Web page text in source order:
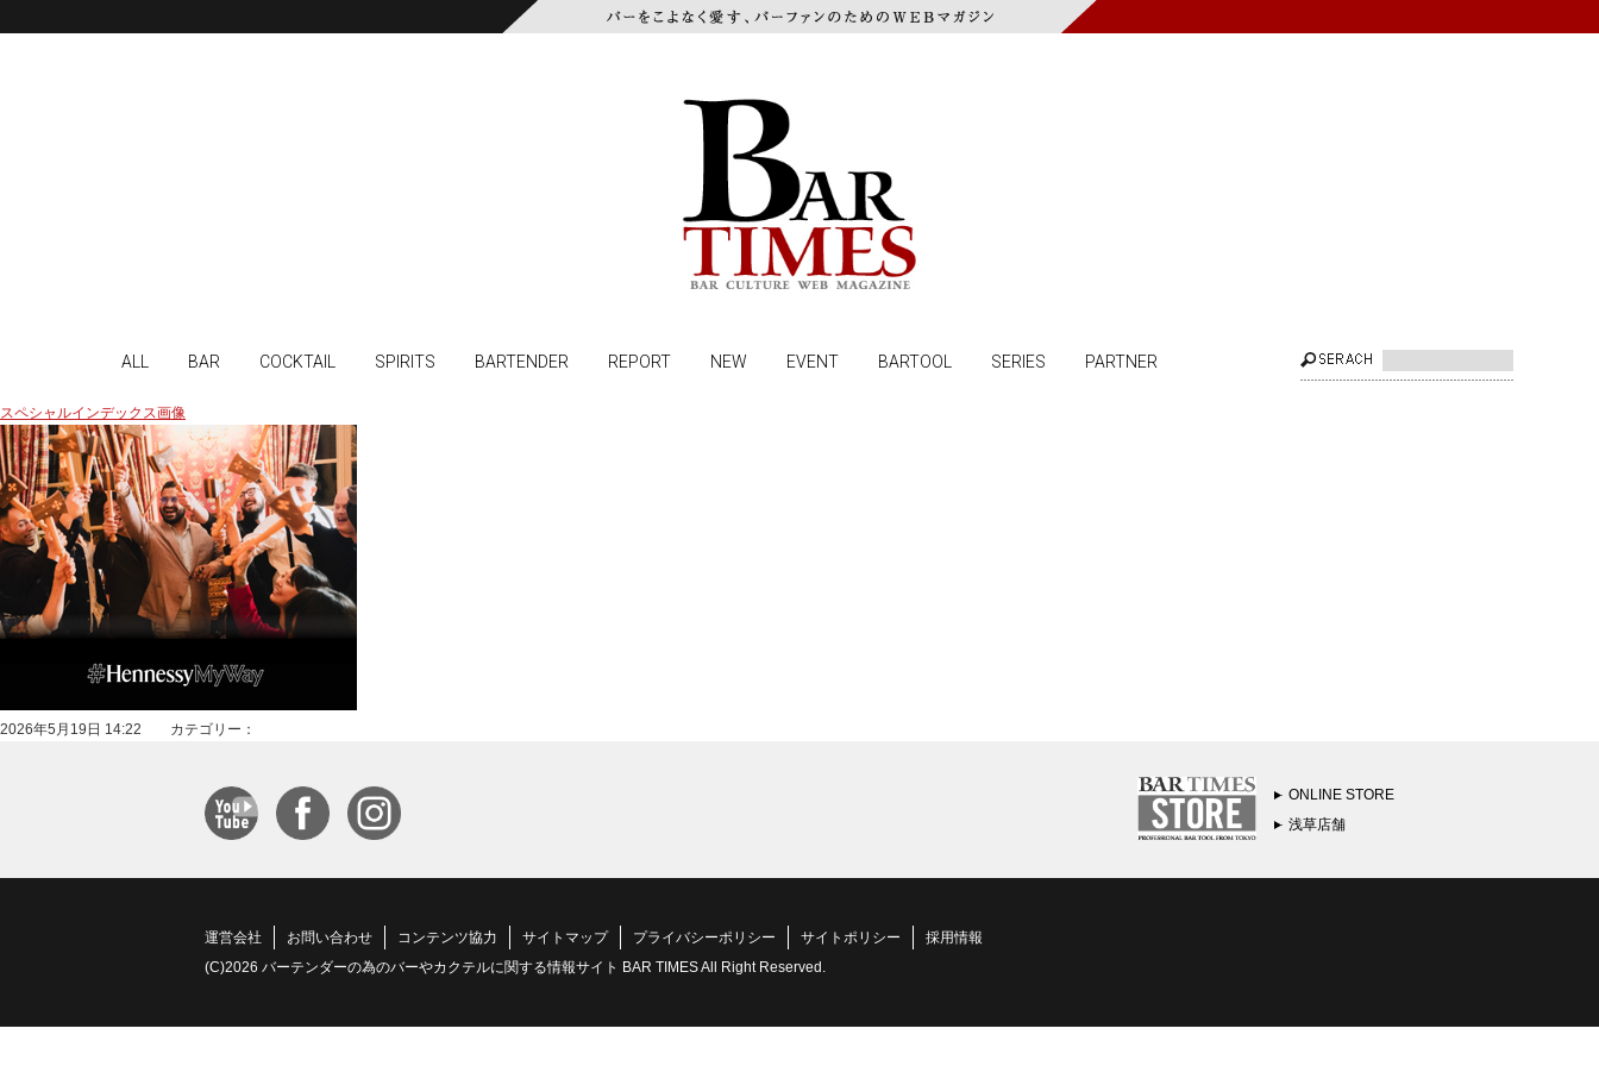
ALL BAR COCKTAIL SPIRITS BARTENDER REPORT NEW EVENT BARTOOL SERIES PARTNER
スペシャルインデックス画像
2026年5月19日 14:22 カテゴリー：
ONLINE STORE
浅草店舗
運営会社 お問い合わせ コンテンツ協力 サイトマップ プライバシーポリシー サイトポリシー
採用情報
(C)2026 バーテンダーの為のバーやカクテルに関する情報サイト BAR TIMES All Right Reserved.